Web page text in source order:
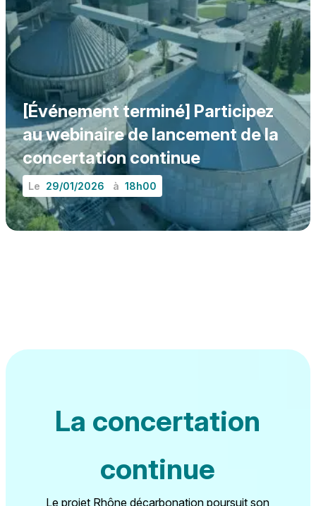
[Événement terminé] Participez
au webinaire de lancement de la
concertation continue
Le 29/01/2026 à 18h00
EN SAVOIR PLUS
La concertation
continue
Le projet Rhône décarbonation poursuit son